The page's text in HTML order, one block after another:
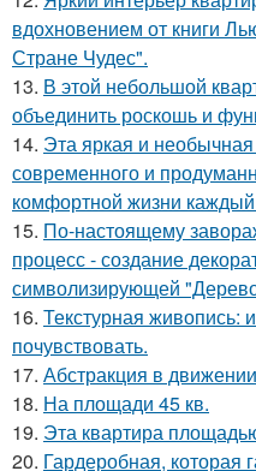
вдохновением от книги
Стране Чудес".
13. В этой небольшой
объединить роскошь и
14. Эта яркая и
современного и
комфортной жизни
15. По-настоящему
процесс - создание
символизирующей
16. Текстурная живопись:
почувствовать.
17. Абстракция в
18. На площади 45 кв.
19. Эта квартира
20. Гардеробная, которая